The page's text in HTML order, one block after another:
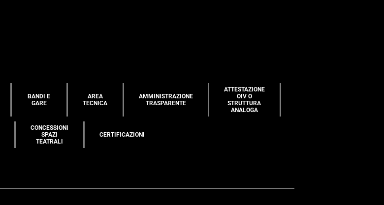
BANDI E
GARE
AREA
TECNICA
AMMINISTRAZIONE
TRASPARENTE
ATTESTAZIONE
OIV O
STRUTTURA
ANALOGA
CONCESSIONI
SPAZI
TEATRALI
CERTIFICAZIONI